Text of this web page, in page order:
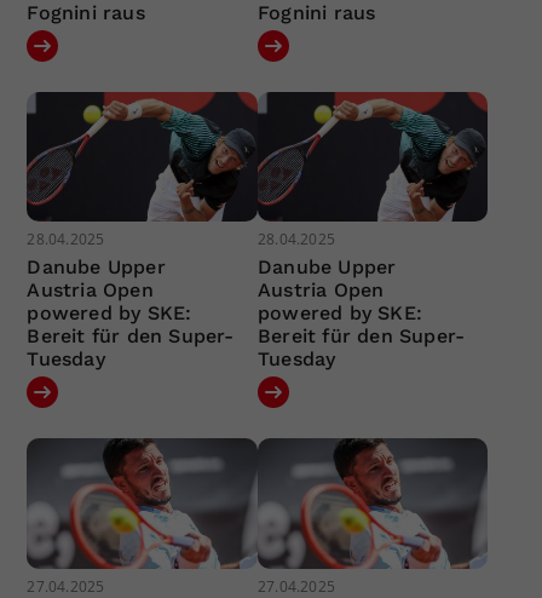
Fognini raus
Fognini raus
28.04.2025
Danube Upper
Austria Open
powered by SKE:
Bereit für den Super-
Tuesday
28.04.2025
Danube Upper
Austria Open
powered by SKE:
Bereit für den Super-
Tuesday
27.04.2025 27.04.2025